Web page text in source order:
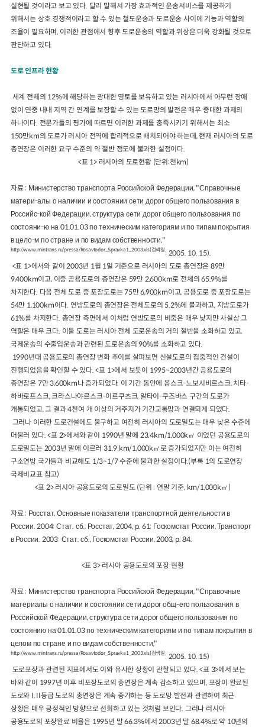
실현될 것이라고 보고 있다. 달리 말해서 가장 효과적인 운송서비스를 제공하기
위해서는 상호 경쟁적이라고 할 수 있는 철도운송과 도로운송 사이에 기능과 역할의
조율이 필요하며, 이러한 관점에서 향후 도로운송의 역할과 위상은 더욱 강화될 것으로
판단하고 있다.
도로 인프라 현황
세계 전체의 12%에 해당하는 광대한 영토를 보유하고 있는 러시아에서 아무런 장애
없이 연중 내내 지역 간 연계를 보장할 수 있는 도로망의 발전은 매우 중대한 과제의
하나이다. 전문가들의 평가에 따르면 이러한 과제를 충족시키기 위해서는 최소
150만km의 도로가 러시아 전역에 합리적으로 배치되어야 하는데, 현재 러시아의 도로
총연장은 이러한 요구 수준의 약 절반 정도에 불과한 실정이다.
<표 1> 러시아의 도로현황 (단위:천km)
자료 : Министерство транспорта Российской Федерации, "Справочные
матери-алы о наличии и состоянии сети дорог общего пользования в
Российс-кой Федерации, структура сети дорог общего пользования по
состояни-ю на 01.01.03 по техническим категориям и по типам покрытия
в цело-м по стране и по видам собственности,"
http://www.mintrans.ru/pressa/Rosavtodor_Spravka1_2003.xls(검색일: 2005. 10. 15).
<표 1>에서와 같이 2003년 1월 1일 기준으로 러시아의 도로 총연장은 89만
9,400km이고, 이중 공용도로의 총연장은 59만 2,600km로 전체의 65.9%를
차지한다. 다음 전체 도로 중 포장도로는 75만 6,900km이고, 공용도로 중 포장도로는
54만 1,100km이다. 연방도로의 총연장은 전체도로의 5.2%에 불과하고, 지방도로가
61%를 차지한다. 총연장 측면에서 이처럼 연방도로의 비중은 매우 낮지만 사실상 그
역할은 매우 크다. 이들 도로는 러시아 전체 도로운송의 거의 절반을 소화하고 있고,
국제운송의 수출입운송과 관련된 도로운송의 90%를 소화하고 있다.
1990년대 공용도로의 총연장 변화 추이를 살펴보면 신설도로의 집중적인 건설이
진행되었음을 확인할 수 있다. <표 1>에서 보듯이 1995~2003년간 공용도로의
총연장은 7만 3,600km나 증가되었다. 이 기간 동안에 옴스크-노보시비르스크, 치타-
하바로프스크, 크라스나야르스크-이르쿠츠크, 알타이-쿠즈바스 구간의 도로가
개통되었고, 그 결과 4천여 개 이상의 거주지가 기간교통망과 연결되게 되었다.
그러나 이러한 도로건설에도 불구하고 여전히 러시아의 도로밀도는 매우 낮은 수준에
머물러 있다. <표 2>에서와 같이 1990년 말에 23.4km/1,000k㎡ 이었던 공용도로의
도로밀도는 2003년 말에 이르러 31.9 km/1,000k㎡로 증가되었지만 이는 여전히
구소연방 국가들과 비교해도 1/3~1/7 수준에 불과한 실정이다.(부록 1의 도로연장
국제비교표 참고)
<표 2> 러시아 공용도로의 도로밀도 (단위 : 연말 기준, km/1,000k㎡)
자료 : Росстат, Основные показатели транспортной деятельности в
России. 2004: Стат. сб., Росстат, 2004, p. 61; Госкомстат России, Транспорт
в России. 2003: Стат. сб., Госкомстат России, 2003, p. 84.
<표 3> 러시아 공용도로의 포장 현황
자료 : Министерство транспорта Российской Федерации, "Справочные
материалы о наличии и состоянии сети дорог общ-его пользования в
Российской Федерации, структура сети дорог общего пользования по
состоянию на 01.01.03 по техническим категориям и по типам покрытия в
целом по стране и по видам собственности,"
http://www.mintrans.ru/pressa/Rosavtodor_Spravka1_2003.xls(검색일: 2005. 10. 15)
도로포장과 관련된 지표에서도 이와 유사한 상황이 관찰되고 있다. <표 3>에서 보는
바와 같이 1997년 이후 비포장도로의 총연장은 계속 감소하고 있으며, 포장이 완료된
도로와 I, II등급 도로의 총연장은 계속 증가하는 등 도로망 발전과 관련하여 최근
상황은 매우 긍정적인 방향으로 선회하고 있는 것처럼 보인다. 그러나 러시아
공용도로의 포장완료 비율은 1995년 말 66.3%에서 2003년 말 68.4%로 약 10년의